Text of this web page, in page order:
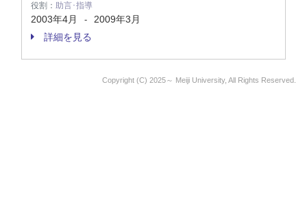
役割： 助言･指導
2003年4月 -
2009年3月
詳細を見る
Copyright (C) 2025～ Meiji University, All Rights Reserved.